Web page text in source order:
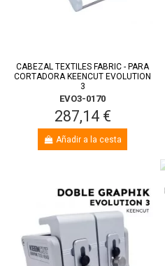
CABEZAL TEXTILES FABRIC - PARA
CORTADORA KEENCUT EVOLUTION
3
EVO3-0170
287,14 €
Añadir a la cesta